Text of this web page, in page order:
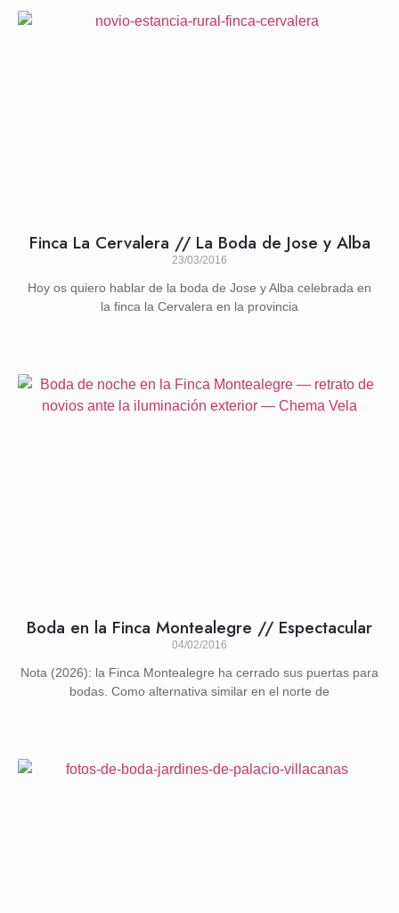
Finca La Cervalera // La Boda de Jose y Alba
23/03/2016
Hoy os quiero hablar de la boda de Jose y Alba celebrada en
la finca la Cervalera en la provincia
Boda en la Finca Montealegre // Espectacular
04/02/2016
Nota (2026): la Finca Montealegre ha cerrado sus puertas para
bodas. Como alternativa similar en el norte de